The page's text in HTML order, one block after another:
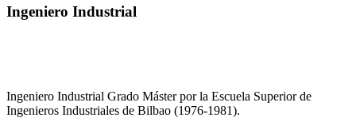
Ingeniero Industrial
Ingeniero Industrial Grado Máster por la Escuela Superior de
Ingenieros Industriales de Bilbao (1976-1981).